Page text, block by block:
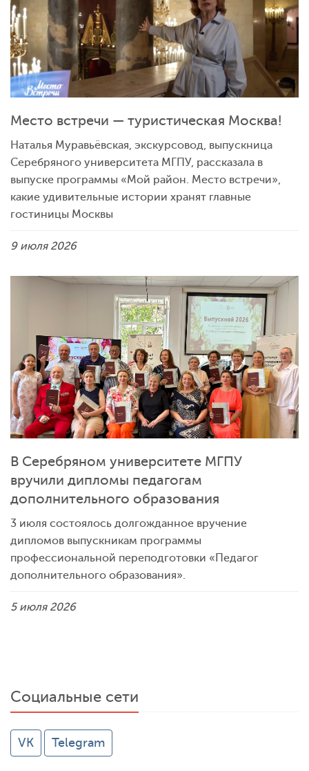
Место встречи — туристическая Москва!
Наталья Муравьёвская, экскурсовод, выпускница
Серебряного университета МГПУ, рассказала в
выпуске программы «Мой район. Место встречи»,
какие удивительные истории хранят главные
гостиницы Москвы
9 июля 2026
В Серебряном университете МГПУ
вручили дипломы педагогам
дополнительного образования
3 июля состоялось долгожданное вручение
дипломов выпускникам программы
профессиональной переподготовки «Педагог
дополнительного образования».
5 июля 2026
Социальные сети
VK Telegram